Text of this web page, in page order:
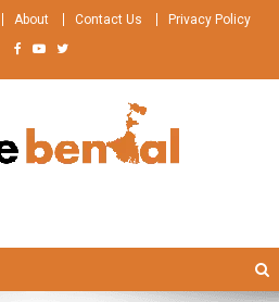
About Contact Us Privacy Policy